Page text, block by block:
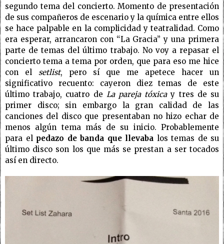
segundo tema del concierto. Momento de presentación
de sus compañeros de escenario y la química entre ellos
se hace palpable en la complicidad y teatralidad. Como
era esperar, arrancaron con “La Gracia” y una primera
parte de temas del último trabajo. No voy a repasar el
concierto tema a tema por orden, que para eso me hice
con el setlist, pero sí que me apetece hacer un
significativo recuento: cayeron diez temas de este
último trabajo, cuatro de La pareja tóxicay tres de su
primer disco; sin embargo la gran calidad de las
canciones del disco que presentaban no hizo echar de
menos algún tema más de su inicio. Probablemente
para el pedazo de banda que llevaba los temas de su
último disco son los que más se prestan a ser tocados
así en directo.